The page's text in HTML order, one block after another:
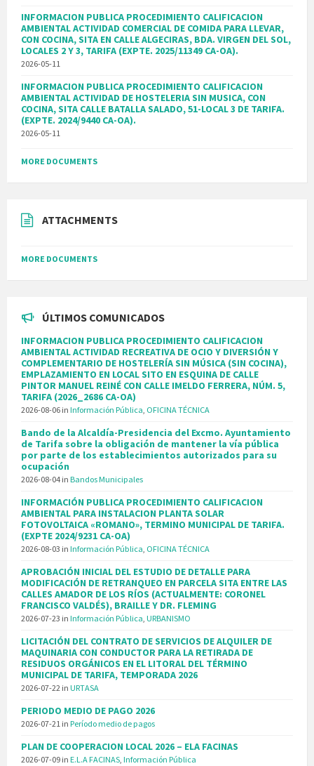
INFORMACION PUBLICA PROCEDIMIENTO CALIFICACION
AMBIENTAL ACTIVIDAD COMERCIAL DE COMIDA PARA LLEVAR,
CON COCINA, SITA EN CALLE ALGECIRAS, BDA. VIRGEN DEL SOL,
LOCALES 2 Y 3, TARIFA (EXPTE. 2025/11349 CA-OA).
2026-05-11
INFORMACION PUBLICA PROCEDIMIENTO CALIFICACION
AMBIENTAL ACTIVIDAD DE HOSTELERIA SIN MUSICA, CON
COCINA, SITA CALLE BATALLA SALADO, 51-LOCAL 3 DE TARIFA.
(EXPTE. 2024/9440 CA-OA).
2026-05-11
MORE DOCUMENTS
ATTACHMENTS
MORE DOCUMENTS
ÚLTIMOS COMUNICADOS
INFORMACION PUBLICA PROCEDIMIENTO CALIFICACION
AMBIENTAL ACTIVIDAD RECREATIVA DE OCIO Y DIVERSIÓN Y
COMPLEMENTARIO DE HOSTELERÍA SIN MÚSICA (SIN COCINA),
EMPLAZAMIENTO EN LOCAL SITO EN ESQUINA DE CALLE
PINTOR MANUEL REINÉ CON CALLE IMELDO FERRERA, NÚM. 5,
TARIFA (2026_2686 CA-OA)
2026-08-06 in Información Pública OFICINA TÉCNICA
Bando de la Alcaldía-Presidencia del Excmo. Ayuntamiento
de Tarifa sobre la obligación de mantener la vía pública
por parte de los establecimientos autorizados para su
ocupación
2026-08-04 in Bandos Municipales
INFORMACIÓN PUBLICA PROCEDIMIENTO CALIFICACION
AMBIENTAL PARA INSTALACION PLANTA SOLAR
FOTOVOLTAICA «ROMANO», TERMINO MUNICIPAL DE TARIFA.
(EXPTE 2024/9231 CA-OA)
2026-08-03 in Información Pública OFICINA TÉCNICA
APROBACIÓN INICIAL DEL ESTUDIO DE DETALLE PARA
MODIFICACIÓN DE RETRANQUEO EN PARCELA SITA ENTRE LAS
CALLES AMADOR DE LOS RÍOS (ACTUALMENTE: CORONEL
FRANCISCO VALDÉS), BRAILLE Y DR. FLEMING
2026-07-23 in Información Pública URBANISMO
LICITACIÓN DEL CONTRATO DE SERVICIOS DE ALQUILER DE
MAQUINARIA CON CONDUCTOR PARA LA RETIRADA DE
RESIDUOS ORGÁNICOS EN EL LITORAL DEL TÉRMINO
MUNICIPAL DE TARIFA, TEMPORADA 2026
2026-07-22 in URTASA
PERIODO MEDIO DE PAGO 2026
2026-07-21 in Período medio de pagos
PLAN DE COOPERACION LOCAL 2026 – ELA FACINAS
2026-07-09 in E.L.A FACINAS Información Pública